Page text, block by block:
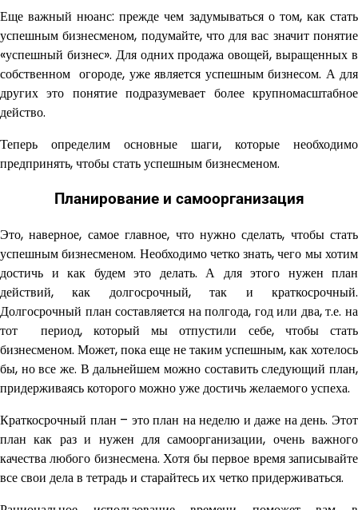
Еще важный нюанс: прежде чем задумываться о том, как стать
успешным бизнесменом, подумайте, что для вас значит понятие
«успешный бизнес». Для одних продажа овощей, выращенных в
собственном огороде, уже является успешным бизнесом. А для
других это понятие подразумевает более крупномасштабное
действо.
Теперь определим основные шаги, которые необходимо
предпринять, чтобы стать успешным бизнесменом.
Планирование и самоорганизация
Это, наверное, самое главное, что нужно сделать, чтобы стать
успешным бизнесменом. Необходимо четко знать, чего мы хотим
достичь и как будем это делать. А для этого нужен план
действий, как долгосрочный, так и краткосрочный.
Долгосрочный план составляется на полгода, год или два, т.е. на
тот период, который мы отпустили себе, чтобы стать
бизнесменом. Может, пока еще не таким успешным, как хотелось
бы, но все же. В дальнейшем можно составить следующий план,
придерживаясь которого можно уже достичь желаемого успеха.
Краткосрочный план – это план на неделю и даже на день. Этот
план как раз и нужен для самоорганизации, очень важного
качества любого бизнесмена. Хотя бы первое время записывайте
все свои дела в тетрадь и старайтесь их четко придерживаться.